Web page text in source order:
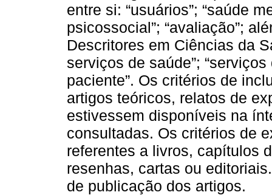
entre si: “usuários”; “saúde
psicossocial”; “avaliação”;
Descritores em Ciências da
serviços de saúde”;
paciente”. Os critérios de
artigos teóricos, relatos de
estivessem disponíveis na
consultadas. Os critérios de
referentes a livros, capítulos
resenhas, cartas ou
de publicação dos artigos.